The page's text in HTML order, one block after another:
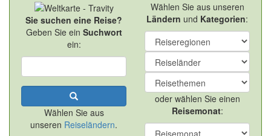
Sie suchen eine Reise?
Geben Sie ein Suchwort
ein:
Wählen Sie aus
unseren Reiseländern.
Wählen Sie aus unseren
Ländern und Kategorien:
oder wählen Sie einen
Reisemonat: